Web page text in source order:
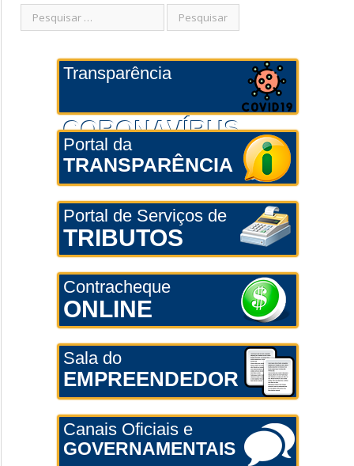
Transparência
CORONAVÍRUS
Portal da
TRANSPARÊNCIA
Portal de Serviços de
TRIBUTOS
Contracheque
ONLINE
Sala do
EMPREENDEDOR
Canais Oficiais e
GOVERNAMENTAIS